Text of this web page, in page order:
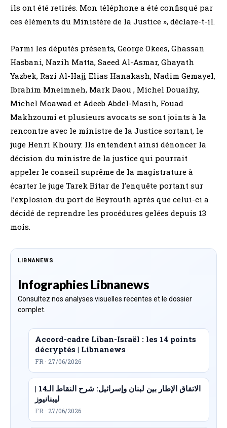
ils ont été retirés. Mon téléphone a été confisqué par
ces éléments du Ministère de la Justice », déclare-t-il.
Parmi les députés présents, George Okees, Ghassan
Hasbani, Nazih Matta, Saeed Al-Asmar, Ghayath
Yazbek, Razi Al-Hajj, Elias Hanakash, Nadim Gemayel,
Ibrahim Mneimneh, Mark Daou , Michel Douaihy,
Michel Moawad et Adeeb Abdel-Masih, Fouad
Makhzoumi et plusieurs avocats se sont joints à la
rencontre avec le ministre de la Justice sortant, le
juge Henri Khoury. Ils entendent ainsi dénoncer la
décision du ministre de la justice qui pourrait
appeler le conseil suprême de la magistrature à
écarter le juge Tarek Bitar de l’enquête portant sur
l’explosion du port de Beyrouth après que celui-ci a
décidé de reprendre les procédures gelées depuis 13
mois.
LIBNANEWS
Infographies Libnanews
Consultez nos analyses visuelles recentes et le dossier
complet.
Accord-cadre Liban-Israël : les 14 points
décryptés | Libnanews
FR · 27/06/2026
الاتفاق الإطار بين لبنان وإسرائيل: شرح النقاط الـ14 |
ليبنانيوز
FR · 27/06/2026